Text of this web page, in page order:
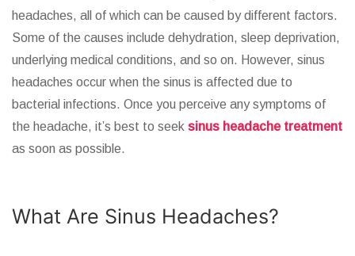
headaches, all of which can be caused by different factors.
Some of the causes include dehydration, sleep deprivation,
underlying medical conditions, and so on. However, sinus
headaches occur when the sinus is affected due to
bacterial infections. Once you perceive any symptoms of
the headache, it’s best to seek sinus headache treatment
as soon as possible.
What Are Sinus Headaches?